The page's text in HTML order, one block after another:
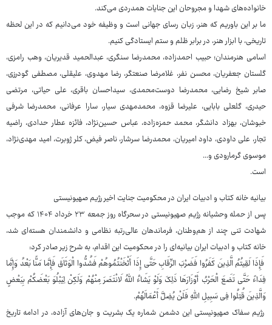
خانواده‌های شهدا و مجروحان این جنایات همدردی می‌کند.
ما بر این باوریم که هنر، زبان رسای جهانی است و وظیفه خود می‌دانیم که در این لحظه
تاریخی، با ابزار هنر، در برابر ظلم و ستم ایستادگی کنیم.
اسامی هنرمندان؛ حبیب احمدزاده، محمدرضا سنگری، عبدالحمید قدیریان، وهب رامزی،
گلستان جعفریان، محسن نفر، غلامرضا صنعتگر، رضا مهدوی، علیقلی، مصطفی گودرزی،
صابر شیخ رضایی، محمدرضا دوست‌محمدی، سیداحسان باقری، علی حیاتی، مرتضی
حیدری، گلعلی بابایی، علیرضا قزوه، محمدمهدی سیار، سارا عرفانی، محمدرضا شرفی
خبوشان، بهزاد دانشگر، محمد حمزه‌زاده، عباس حسین‌نژاد، فائزه عطار حدادی، راضیه
تجار، علی داودی، داود امیریان، محمدرضا سرشار، ناصر فیض، کلر ژوبرت، امید مهدی‌نژاد،
موسوی گرمارودی و...
است.
بیانیه خانه کتاب و ادبیات ایران در محکومیت جنایت اخیر رژیم صهیونیستی
پس از حمله وحشیانه رژیم صهیونیستی در سحرگاه روز جمعه ۲۳ خرداد ۱۴۰۴ که موجب
شهادت تنی چند از هم‌وطنان، فرماندهان عالی‌رتبه نظامی و دانشمندان هسته‌ای شد،
خانه کتاب و ادبیات ایران بیانیه‌ای را در محکومیت این اقدام، به شرح زیر صادر کرد:
فَإِذَا لَقِیتُمُ الَّذِینَ کَفَرُوا فَضَرْبَ الرِّقَابِ حَتَّی إِذَا أَثْخَنْتُمُوهُمْ فَشُدُّوا الْوَثَاقَ فَإِمَّا مَنًّا بَعْدُ وَإِمَّا
فِدَاءً حَتَّی تَضَعَ الْحَرْبُ أَوْزَارَهَا ذَلِکَ وَلَوْ یَشَاءُ اللَّهُ لَانْتَصَرَ مِنْهُمْ وَلَکِنْ لِیَبْلُوَ بَعْضَکُمْ بِبَعْضٍ
وَالَّذِینَ قُتِلُوا فِی سَبِیلِ اللَّهِ فَلَنْ یُضِلَّ أَعْمَالَهُمْ.
رژیم سفاک صهیونیستی این دشمن شماره یک بشریت و جان‌های آزاده، در ادامه تاریخ